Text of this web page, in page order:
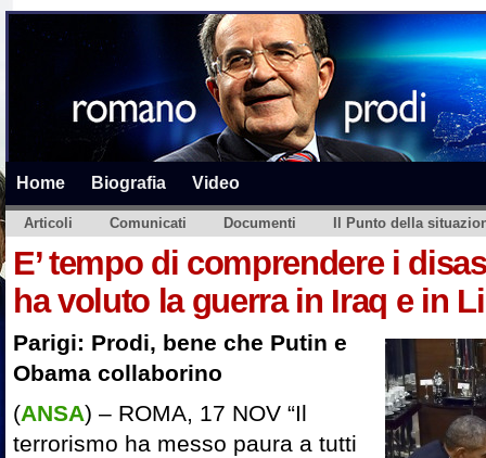
Home Biografia Video
Articoli Comunicati Documenti Il Punto della
E’ tempo di comprendere i
ha voluto la guerra in Iraq e in
Parigi: Prodi, bene che Putin e
Obama collaborino
(ANSA) – ROMA, 17 NOV “Il
terrorismo ha messo paura a tutti